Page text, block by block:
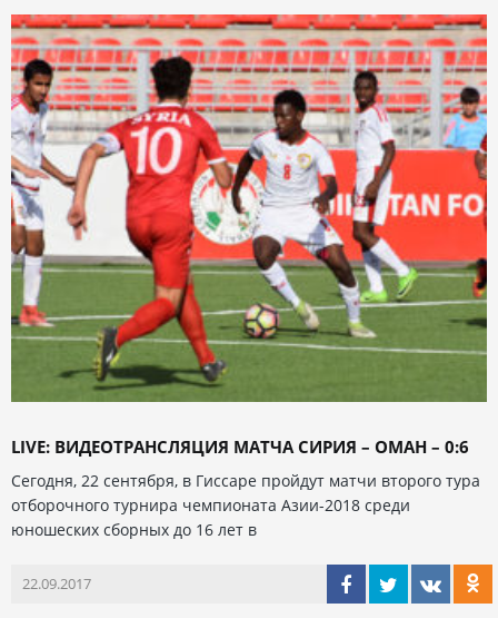
LIVE: ВИДЕОТРАНСЛЯЦИЯ МАТЧА СИРИЯ – ОМАН – 0:6
Сегодня, 22 сентября, в Гиссаре пройдут матчи второго тура
отборочного турнира чемпионата Азии-2018 среди
юношеских сборных до 16 лет в
22.09.2017